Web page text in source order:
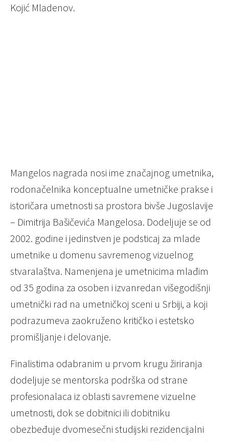
Kojić Mladenov.
Mangelos nagrada nosi ime značajnog umetnika,
rodonačelnika konceptualne umetničke prakse i
istoričara umetnosti sa prostora bivše Jugoslavije
– Dimitrija Bašičevića Mangelosa. Dodeljuje se od
2002. godine i jedinstven je podsticaj za mlade
umetnike u domenu savremenog vizuelnog
stvaralaštva. Namenjena je umetnicima mlađim
od 35 godina za osoben i izvanredan višegodišnji
umetnički rad na umetničkoj sceni u Srbiji, a koji
podrazumeva zaokruženo kritičko i estetsko
promišljanje i delovanje.
Finalistima odabranim u prvom krugu žiriranja
dodeljuje se mentorska podrška od strane
profesionalaca iz oblasti savremene vizuelne
umetnosti, dok se dobitnici ili dobitniku
obezbeđuje dvomesečni studijski rezidencijalni